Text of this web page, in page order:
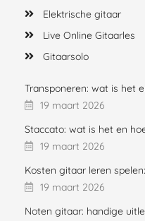
Elektrische gitaar
Live Online Gitaarles
Gitaarsolo
Transponeren: wat is het
19 maart 2026
Staccato: wat is het en
19 maart 2026
Kosten gitaar leren
19 maart 2026
Noten gitaar: handige